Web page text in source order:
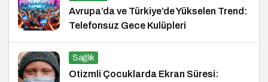
Avrupa’da ve Türkiye’de Yükselen Trend:
Telefonsuz Gece Kulüpleri
Sağlık
Otizmli Çocuklarda Ekran Süresi: